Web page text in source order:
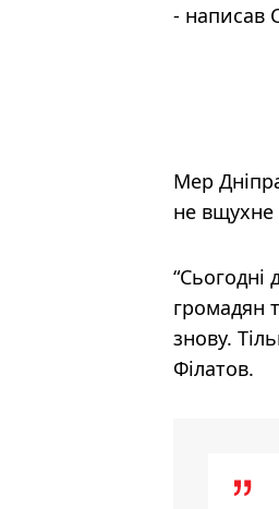
- написав
Мер
не вщухне
громадян
знову.
Філатов.